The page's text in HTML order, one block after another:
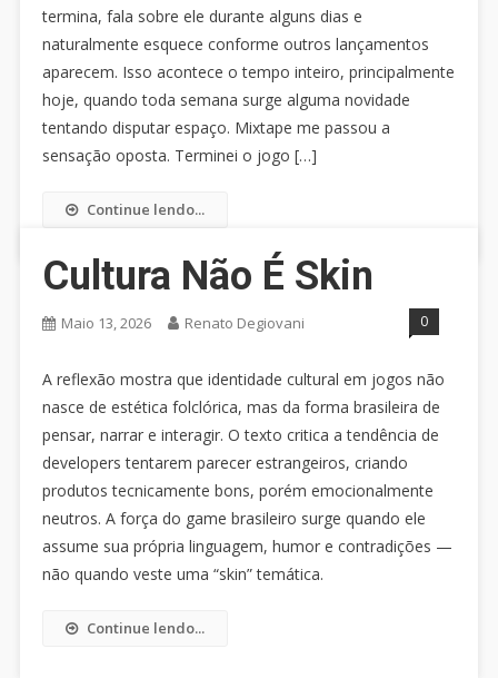
termina, fala sobre ele durante alguns dias e
naturalmente esquece conforme outros lançamentos
aparecem. Isso acontece o tempo inteiro, principalmente
hoje, quando toda semana surge alguma novidade
tentando disputar espaço. Mixtape me passou a
sensação oposta. Terminei o jogo […]
Continue lendo...
Cultura Não É Skin
Maio 13, 2026 Renato Degiovani 0
A reflexão mostra que identidade cultural em jogos não
nasce de estética folclórica, mas da forma brasileira de
pensar, narrar e interagir. O texto critica a tendência de
developers tentarem parecer estrangeiros, criando
produtos tecnicamente bons, porém emocionalmente
neutros. A força do game brasileiro surge quando ele
assume sua própria linguagem, humor e contradições —
não quando veste uma “skin” temática.
Continue lendo...